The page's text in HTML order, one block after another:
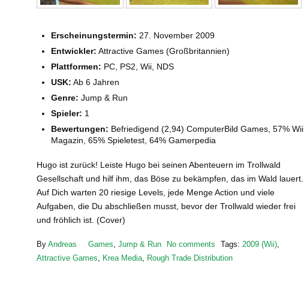
Erscheinungstermin: 27. November 2009
Entwickler: Attractive Games (Großbritannien)
Plattformen: PC, PS2, Wii, NDS
USK: Ab 6 Jahren
Genre: Jump & Run
Spieler: 1
Bewertungen: Befriedigend (2,94) ComputerBild Games, 57% Wii
Magazin, 65% Spieletest, 64% Gamerpedia
Hugo ist zurück! Leiste Hugo bei seinen Abenteuern im Trollwald
Gesellschaft und hilf ihm, das Böse zu bekämpfen, das im Wald lauert.
Auf Dich warten 20 riesige Levels, jede Menge Action und viele
Aufgaben, die Du abschließen musst, bevor der Trollwald wieder frei
und fröhlich ist. (Cover)
By Andreas Games Jump & Run No comments Tags: 2009 (Wii)
Attractive Games
Krea Media Rough Trade Distribution